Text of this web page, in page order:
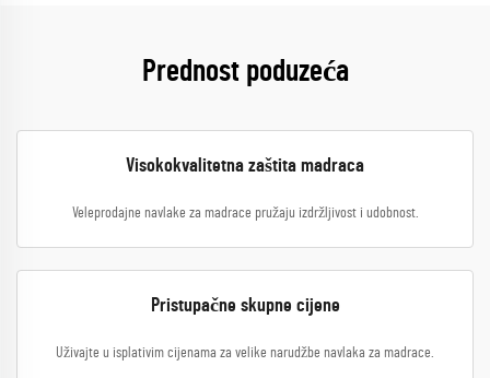
Prednost poduzeća
Visokokvalitetna zaštita madraca
Veleprodajne navlake za madrace pružaju izdržljivost i udobnost.
Pristupačne skupne cijene
Uživajte u isplativim cijenama za velike narudžbe navlaka za madrace.